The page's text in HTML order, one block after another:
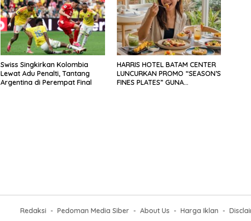
Swiss Singkirkan Kolombia
Lewat Adu Penalti, Tantang
Argentina di Perempat Final
HARRIS HOTEL BATAM CENTER
LUNCURKAN PROMO “SEASON’S
FINES PLATES” GUNA
Redaksi Pedoman Media Siber About Us Harga Iklan